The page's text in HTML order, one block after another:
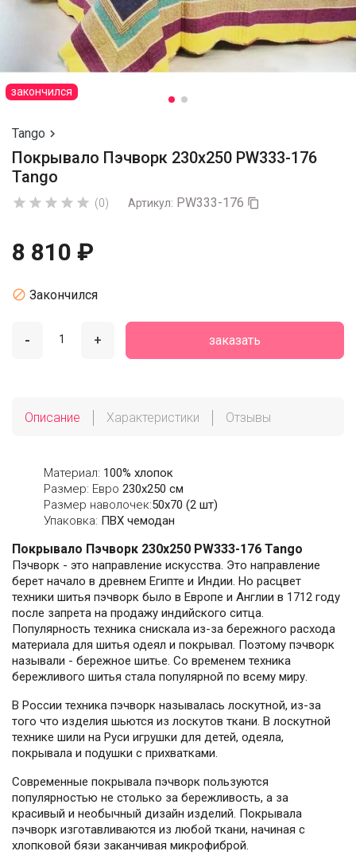
закончился
Tango 
Покрывало Пэчворк 230х250 PW333-176
Tango
     (0) Артикул: PW333-176 
8 810 ₽
 Закончился
- + заказать
Описание Характеристики Отзывы
Материал: 100% хлопок
Размер: Евро 230х250 см
Размер наволочек:50x70 (2 шт)
Упаковка: ПВХ чемодан
Покрывало Пэчворк 230х250 PW333-176 Tango
Пэчворк - это направление искусства. Это направление
берет начало в древнем Египте и Индии. Но расцвет
техники шитья пэчворк было в Европе и Англии в 1712 году
после запрета на продажу индийского ситца.
Популярность техника снискала из-за бережного расхода
материала для шитья одеял и покрывал. Поэтому пэчворк
называли - бережное шитье. Со временем техника
бережливого шитья стала популярной по всему миру.
В России техника пэчворк называлась лоскутной, из-за
того что изделия шьются из лоскутов ткани. В лоскутной
технике шили на Руси игрушки для детей, одеяла,
покрывала и подушки с прихватками.
Современные покрывала пэчворк пользуются
популярностью не столько за бережливость, а за
красивый и необычный дизайн изделий. Покрывала
пэчворк изготавливаются из любой ткани, начиная с
хлопковой бязи заканчивая микрофиброй.